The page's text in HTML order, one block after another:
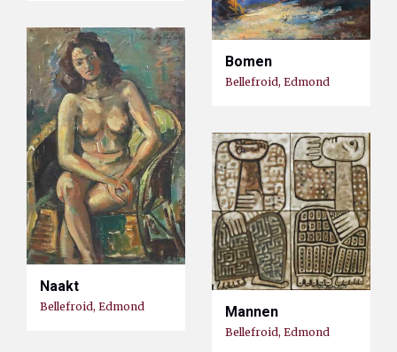
Bomen
Bellefroid, Edmond
Naakt
Bellefroid, Edmond Mannen
Bellefroid, Edmond